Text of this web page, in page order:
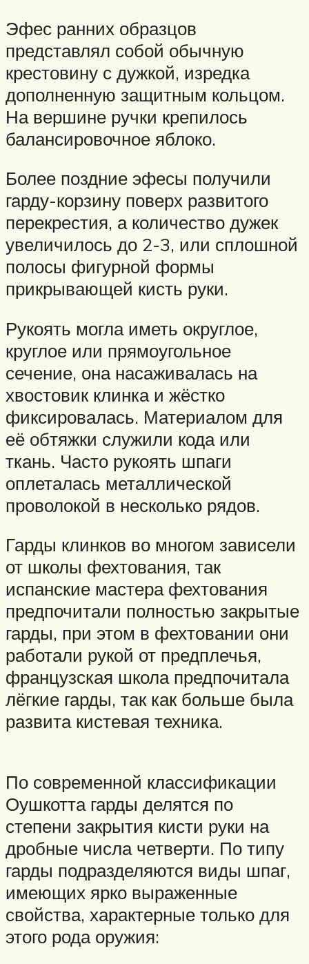
Эфес ранних образцов
представлял собой обычную
крестовину с дужкой, изредка
дополненную защитным кольцом.
На вершине ручки крепилось
балансировочное яблоко.
Более поздние эфесы получили
гарду-корзину поверх развитого
перекрестия, а количество дужек
увеличилось до 2-3, или сплошной
полосы фигурной формы
прикрывающей кисть руки.
Рукоять могла иметь округлое,
круглое или прямоугольное
сечение, она насаживалась на
хвостовик клинка и жёстко
фиксировалась. Материалом для
её обтяжки служили кода или
ткань. Часто рукоять шпаги
оплеталась металлической
проволокой в несколько рядов.
Гарды клинков во многом зависели
от школы фехтования, так
испанские мастера фехтования
предпочитали полностью закрытые
гарды, при этом в фехтовании они
работали рукой от предплечья,
французская школа предпочитала
лёгкие гарды, так как больше была
развита кистевая техника.
По современной классификации
Оушкотта гарды делятся по
степени закрытия кисти руки на
дробные числа четверти. По типу
гарды подразделяются виды шпаг,
имеющих ярко выраженные
свойства, характерные только для
этого рода оружия: